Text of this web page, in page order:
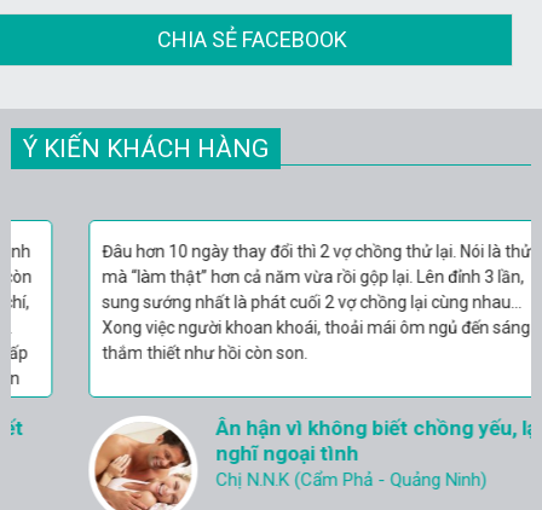
CHIA SẺ FACEBOOK
Ý KIẾN KHÁCH HÀNG
Đâu hơn 10 ngày thay đổi thì 2 vợ chồng thử lại. Nói là thử
mà “làm thật” hơn cả năm vừa rồi gộp lại. Lên đỉnh 3 lần,
sung sướng nhất là phát cuối 2 vợ chồng lại cùng nhau…
Xong việc người khoan khoái, thoải mái ôm ngủ đến sáng
thắm thiết như hồi còn son.
Ân hận vì không biết chồng yếu, lại cứ
nghĩ ngoại tình
Chị N.N.K (Cẩm Phả - Quảng Ninh)